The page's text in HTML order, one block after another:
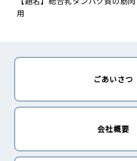
用
ごあいさつ
会社概要